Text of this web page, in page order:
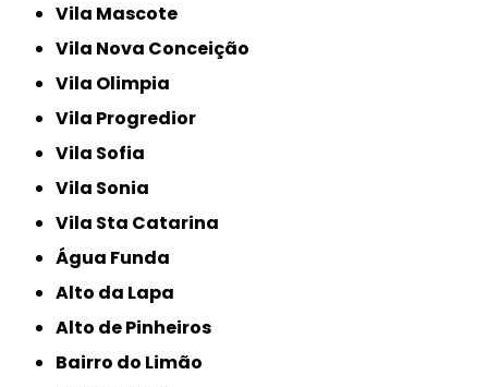
Vila Mascote
Vila Nova Conceição
Vila Olimpia
Vila Progredior
Vila Sofia
Vila Sonia
Vila Sta Catarina
Água Funda
Alto da Lapa
Alto de Pinheiros
Bairro do Limão